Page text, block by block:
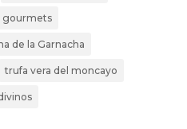
gourmets
de la Garnacha
trufa vera del moncayo